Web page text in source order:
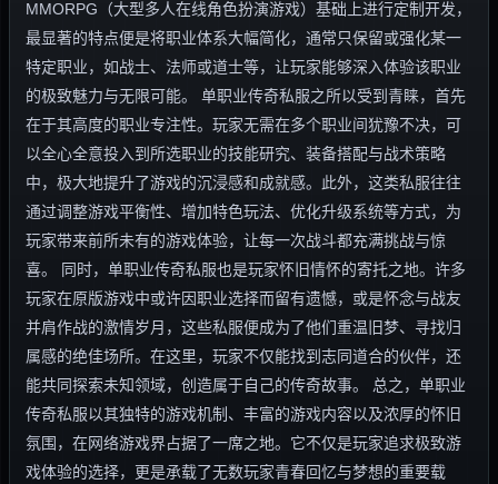
MMORPG（大型多人在线角色扮演游戏）基础上进行定制开发，
最显著的特点便是将职业体系大幅简化，通常只保留或强化某一
特定职业，如战士、法师或道士等，让玩家能够深入体验该职业
的极致魅力与无限可能。 单职业传奇私服之所以受到青睐，首先
在于其高度的职业专注性。玩家无需在多个职业间犹豫不决，可
以全心全意投入到所选职业的技能研究、装备搭配与战术策略
中，极大地提升了游戏的沉浸感和成就感。此外，这类私服往往
通过调整游戏平衡性、增加特色玩法、优化升级系统等方式，为
玩家带来前所未有的游戏体验，让每一次战斗都充满挑战与惊
喜。 同时，单职业传奇私服也是玩家怀旧情怀的寄托之地。许多
玩家在原版游戏中或许因职业选择而留有遗憾，或是怀念与战友
并肩作战的激情岁月，这些私服便成为了他们重温旧梦、寻找归
属感的绝佳场所。在这里，玩家不仅能找到志同道合的伙伴，还
能共同探索未知领域，创造属于自己的传奇故事。 总之，单职业
传奇私服以其独特的游戏机制、丰富的游戏内容以及浓厚的怀旧
氛围，在网络游戏界占据了一席之地。它不仅是玩家追求极致游
戏体验的选择，更是承载了无数玩家青春回忆与梦想的重要载